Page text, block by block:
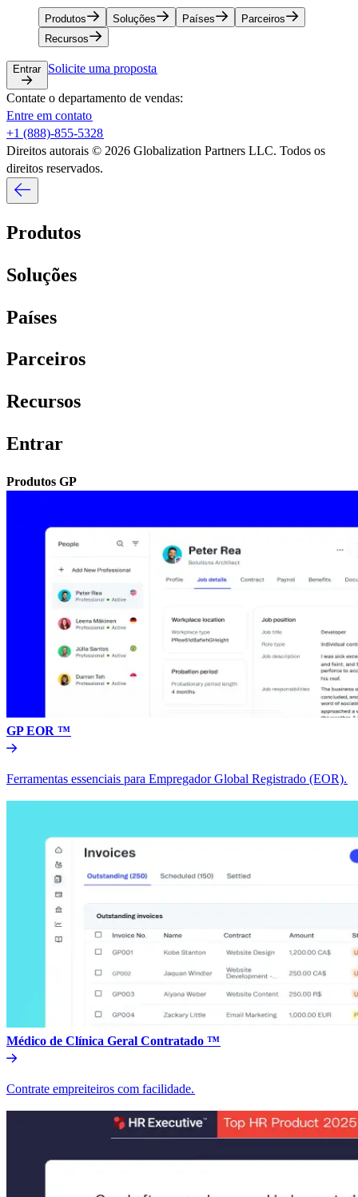
Produtos​​ Soluções​​ Países​​
Parceiros​​
Recursos​​
Entrar​​ Solicite uma proposta​​
Contate o departamento de vendas:​​
Entre em contato​​
+1 (888)-855-5328​​
Direitos autorais © 2026 Globalization Partners LLC. Todos os
direitos reservados.​​
Produtos​​
Soluções​​
Países​​
Parceiros​​
Recursos​​
Entrar​​
Produtos GP​​
GP EOR ™​​
Ferramentas essenciais para Empregador Global Registrado (EOR).​​
Médico de Clínica Geral Contratado ™​​
Contrate empreiteiros com facilidade.​​